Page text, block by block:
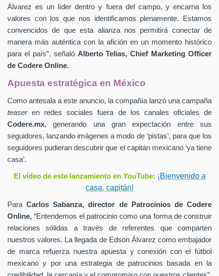
Álvarez es un líder dentro y fuera del campo, y encarna los
valores con los que nos identificamos plenamente. Estamos
convencidos de que esta alianza nos permitirá conectar de
manera más auténtica con la afición en un momento histórico
para el país”, señaló Alberto Telias,Chief Marketing Officer
de Codere Online.
Apuesta estratégica en México
Como antesala a este anuncio, la compañía lanzó una campaña
teaseren redes sociales fuera de los canales oficiales de
Codere.mx,
generando una gran expectación entre sus
seguidores, lanzando imágenes a modo de ‘pistas’, para que los
seguidores pudieran descubrir que el capitán mexicano ‘ya tiene
casa’.
El vídeo de este lanzamiento en YouTube: ¡Bienvenido a
casa, capitán!
ParaCarlos Sabanza, director de Patrocinios de Codere
Online, “Entendemos el patrocinio como una forma de construir
relaciones sólidas a través de referentes que comparten
nuestros valores. La llegada de Edson Álvarez como embajador
de marca refuerza nuestra apuesta y conexión con el fútbol
mexicano y por una estrategia de patrocinios basada en la